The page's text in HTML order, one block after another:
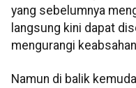
yang sebelumnya
langsung kini dapat
mengurangi
Namun di balik